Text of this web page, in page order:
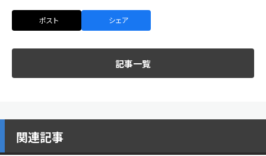
ポスト シェア
記事一覧
関連記事